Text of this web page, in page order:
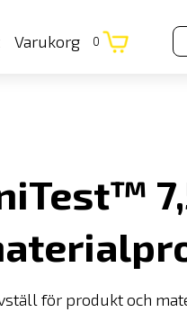
Varukorg 0
för produkt och